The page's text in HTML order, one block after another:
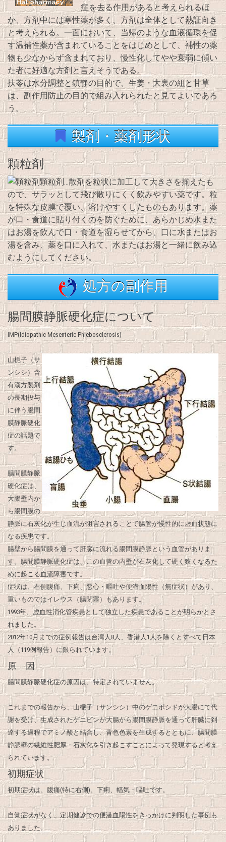
症を去る作用があると考えられるほ
か、方剤中には寒性薬が多く、方剤は全体として熱証向き
と考えられる。一面において、当帰のような血液循環を促
す温補性薬が含まれていることをはじめとして、補性の薬
物も少なからず含まれており、慢性化してやや衰弱に傾い
た者に好適な方剤と言えそうである。
扶苓は水分調整と鎮静の目的で、生姜・大裏の組と甘草
は、副作用防止の目的で組み入れられたと見てよいであろ
う。
製剤・薬剤形状
顆粒剤
顆粒剤…散剤を粒状に加工して大きさを揃えたも
ので、サラッとして飛び散りにくく飲みやすい薬です。粒
を特殊な皮膜で覆い、溶けやすくしたものもあります。薬
が口・食道に貼り付くのを防ぐために、あらかじめ水また
はお湯を飲んで口・食道を湿らせてから、口に水またはお
湯を含み、薬を口に入れて、水またはお湯と一緒に飲み込
むようにしてください。
処方の副作用
腸間膜静脈硬化症について
IMP(Idiopathic Mesenteric Phlebosclerosis)
山梔子（サ
ンシシ）含
有漢方製剤
の長期投与
に伴う腸間
膜静脈硬化
症の話題で
す。
腸間膜静脈
硬化症は、
大腸壁内か
ら腸間膜の
静脈に石灰化が生じ血流が阻害されることで腸管が慢性的に虚血状態に
なる疾患です。
腸壁から腸間膜を通って肝臓に流れる腸間膜静脈という血管がありま
す。腸間膜静脈硬化症は、この血管の内壁が石灰化して硬く狭くなるた
めに起こる血流障害です。
症状は、右側腹痛、下痢、悪心・嘔吐や便潜血陽性（無症状）があり、
重いものではイレウス（腸閉塞）もあります。
1993年、虚血性消化管疾患として独立した疾患であることが明らかとさ
れました。
2012年10月までの症例報告は台湾人8人、香港人1人を除くとすべて日本
人（119例報告）に限られています。
原 因
腸間膜静脈硬化症の原因は、特定されていません。
これまでの報告から、山梔子（サンシシ）中のゲニポシドが大腸にて代
謝を受け、生成されたゲニピンが大腸から腸間膜静脈を通って肝臓に到
達する過程でアミノ酸と結合し、青色色素を生成するとともに、腸間膜
静脈壁の繊維性肥厚・石灰化を引き起こすことによって発現すると考え
られています。
初期症状
初期症状は、腹痛(特に右側)、下痢、幅気・嘔吐です。
自覚症状がなく、定期健診での便潜血陽性をきっかけに判明した事例も
ありました。